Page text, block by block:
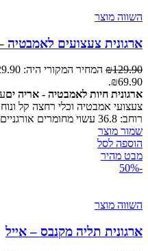
השווה מוצר
ארגונית צעצועים לאמבטיה
₪129.90 המחיר המקורי היה: ₪129.90.
₪69.90.
ארגונית חיות לאמבטיה - אריה ים
רוחב: 36.8 עשוי מחומרים אורגניים וירוקים לסביבה
שמור מוצר
הוספה לסל
מבט מהיר
-50%
השווה מוצר
ארגונית תליה מקנבס – אייל